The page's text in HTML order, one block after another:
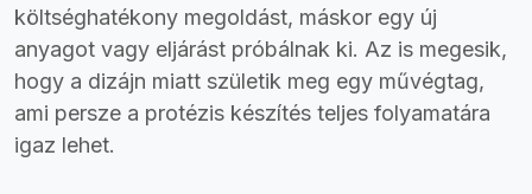
költséghatékony megoldást, máskor egy új
anyagot vagy eljárást próbálnak ki. Az is megesik,
hogy a dizájn miatt születik meg egy művégtag,
ami persze a protézis készítés teljes folyamatára
igaz lehet.